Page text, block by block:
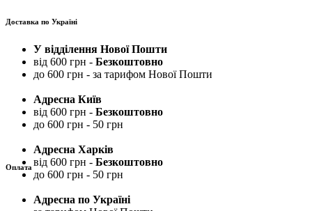
Доставка по Україні
У відділення Нової Пошти
від 600 грн - Безкоштовно
до 600 грн - за тарифом Нової Пошти
Адресна Київ
від 600 грн - Безкоштовно
до 600 грн - 50 грн
Адресна Харків
від 600 грн - Безкоштовно
до 600 грн - 50 грн
Адресна по Україні
Оплата